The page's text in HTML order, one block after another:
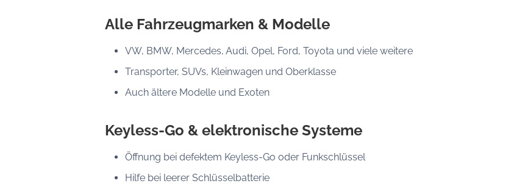
Alle Fahrzeugmarken & Modelle
VW, BMW, Mercedes, Audi, Opel, Ford, Toyota und viele weitere
Transporter, SUVs, Kleinwagen und Oberklasse
Auch ältere Modelle und Exoten
Keyless-Go & elektronische Systeme
Öffnung bei defektem Keyless-Go oder Funkschlüssel
Hilfe bei leerer Schlüsselbatterie